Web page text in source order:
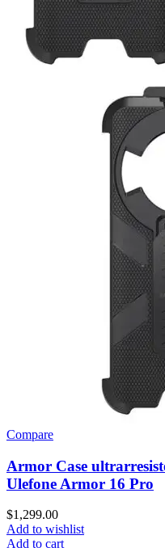
Compare
Armor Case
Ulefone Armor 16 Pro
$1,299.00
Add to wishlist
Add to cart